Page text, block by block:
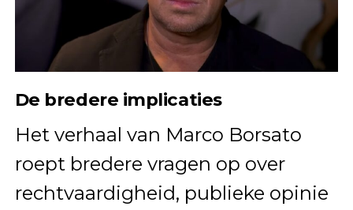
De bredere implicaties
Het verhaal van Marco Borsato
roept bredere vragen op over
rechtvaardigheid, publieke opinie